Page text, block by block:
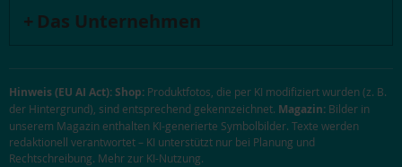
Das Unternehmen
Hinweis (EU AI Act):Shop: Produktfotos, die per KI modifiziert wurden (z. B.
der Hintergrund), sind entsprechend gekennzeichnet. Magazin: Bilder in
unserem Magazin enthalten KI-generierte Symbolbilder. Texte werden
redaktionell verantwortet – KI unterstützt nur bei Planung und
Rechtschreibung. Mehr zur KI-Nutzung.